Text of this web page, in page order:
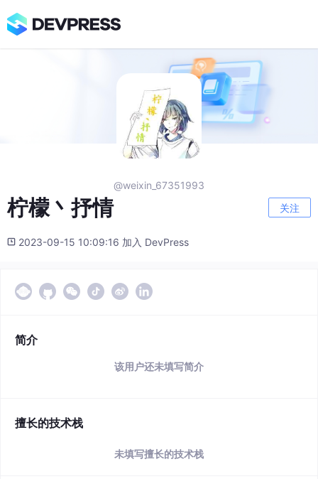
@weixin_67351993
柠檬丶抒情 关注
2023-09-15 10:09:16 加入 DevPress
简介
该用户还未填写简介
擅长的技术栈
未填写擅长的技术栈